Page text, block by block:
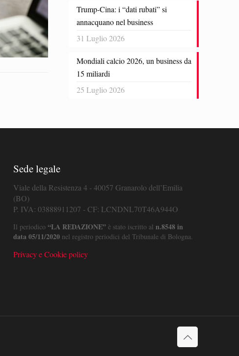
Trump-Cina: i “dati rubati” si
annacquano nel business
31 Luglio 2026
Mondiali calcio 2026, un business da
15 miliardi
25 Luglio 2026
Sede legale
Viale della Resistenza 4 - 40057 Granarolo dell’Emilia
(BO)
P. IVA: 03888911207 - CF: LCNDNL70T46A944O
Il periodico “LA REDAZIONE”è stato iscritto al n.8548 in
data 05/11/2020nel registro periodici del Tribunale di Bologna.
Privacy e Cookie policy